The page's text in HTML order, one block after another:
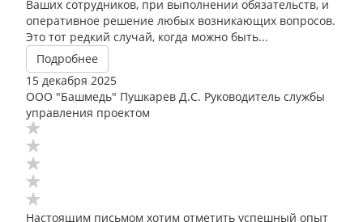
Ваших сотрудников, при выполнении обязательств, и
оперативное решение любых возникающих вопросов.
Это тот редкий случай, когда можно быть...
Подробнее
15 декабря 2025
ООО "Башмедь" Пушкарев Д.С. Руководитель службы
управления проектом
Настоящим письмом хотим отметить успешный опыт